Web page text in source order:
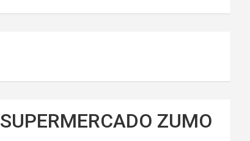
SUPERMERCADO ZUMO